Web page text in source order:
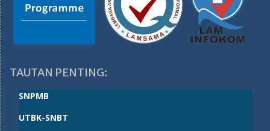
TAUTAN PENTING:
SNPMB
UTBK-SNBT